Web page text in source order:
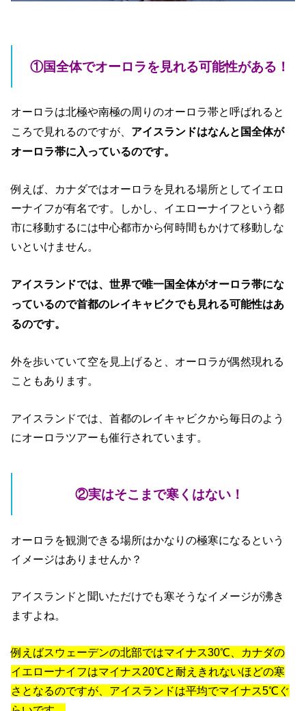
①国全体でオーロラを見れる可能性がある！
オーロラは北極や南極の周りのオーロラ帯と呼ばれると
ころで見れるのですが、 アイスランドはなんと国全体が
オーロラ帯に入っているのです。
例えば、カナダではオーロラを見れる場所としてイエロ
ーナイフが有名です。しかし、イエローナイフという都
市に移動するには中心都市から何時間もかけて移動しな
いといけません。
アイスランドでは、世界で唯一国全体がオーロラ帯にな
っているので首都のレイキャビクでも見れる可能性はあ
るのです。
外を歩いていて空を見上げると、オーロラが偶然現れる
こともあります。
アイスランドでは、首都のレイキャビクから毎日のよう
にオーロラツアーも催行されています。
②実はそこまで寒くはない！
オーロラを観測できる場所はかなりの極寒になるという
イメージはありませんか？
アイスランドと聞いただけでも寒そうなイメージが沸き
ますよね。
例えばスウェーデンの北部ではマイナス30℃、カナダの
イエローナイフはマイナス20℃と耐えきれないほどの寒
さとなるのですが、アイスランドは平均でマイナス5℃ぐ